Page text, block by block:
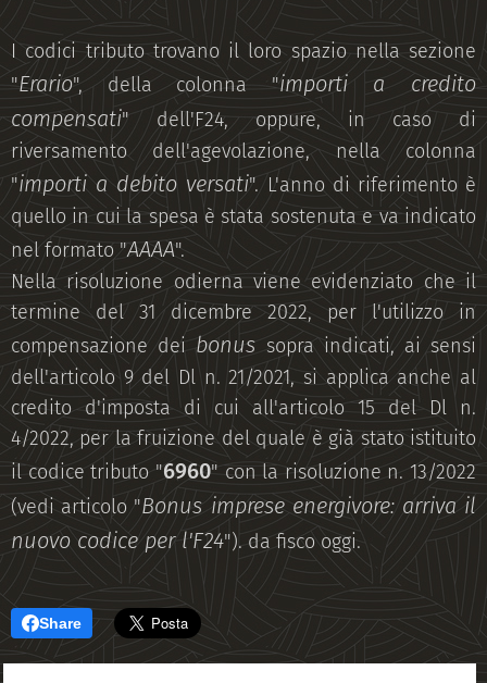
I codici tributo trovano il loro spazio nella sezione
"Erario", della colonna "importi a credito
compensati" dell'F24, oppure, in caso di
riversamento dell'agevolazione, nella colonna
"importi a debito versati". L'anno di riferimento è
quello in cui la spesa è stata sostenuta e va indicato
nel formato "AAAA".
Nella risoluzione odierna viene evidenziato che il
termine del 31 dicembre 2022, per l'utilizzo in
compensazione dei bonus sopra indicati, ai sensi
dell'articolo 9 del Dl n. 21/2021, si applica anche al
credito d'imposta di cui all'articolo 15 del Dl n.
4/2022, per la fruizione del quale è già stato istituito
il codice tributo "6960" con la risoluzione n. 13/2022
(vedi articolo "Bonus imprese energivore: arriva il
nuovo codice per l'F24"). da fisco oggi.
Share